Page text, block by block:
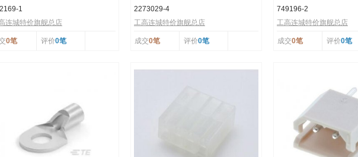
1
连城特价旗舰总店
0笔 评价0笔
2273029-4
工高连城特价旗舰总店
成交0笔 评价0笔
749196-2
工高连城特价旗舰总店
成交0笔 评价0笔